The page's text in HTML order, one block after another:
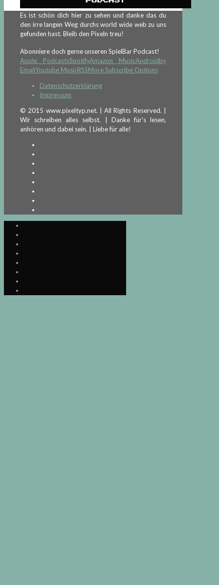
Es ist schön dich hier zu sehen und danke das du
den irre langen Weg durchs world wide web zu uns
gefunden hast. Bleib den Pixeln treu!
Abonniere doch gerne unseren SpielBar Podcast!
Apple PodcastsSpotifyAmazon MusicAndroidby
EmailYoutube MusicRSSMore Subscribe Options
Datenschutzerklärung
Impressum
© 2015 www.pixeltyp.net. | All Rights Reserved. |
Wir schreiben alles selbst. | Danke für's lesen,
anhören und dabei sein. | Liebe für alle!